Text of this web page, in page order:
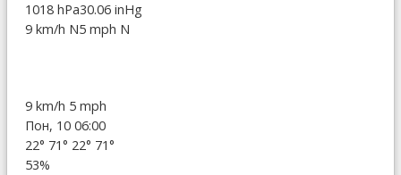
1018 hPa30.06 inHg
9 km/h N5 mph N
9 km/h 5 mph
Пон, 10 06:00
22° 71° 22° 71°
53%